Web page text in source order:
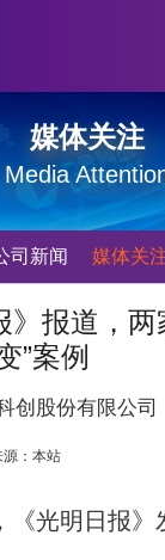
媒体关注
Media
司新闻 媒体关
》报道，
”案例
创股份有限公司
源：本站
《光明日报》